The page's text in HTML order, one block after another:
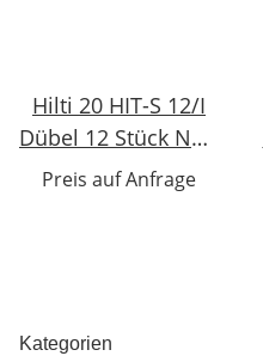
Hilti 20 HIT-S 12/I
Dübel 12 Stück NEU
#W915-1012-3
Preis auf Anfrage
Kategorien